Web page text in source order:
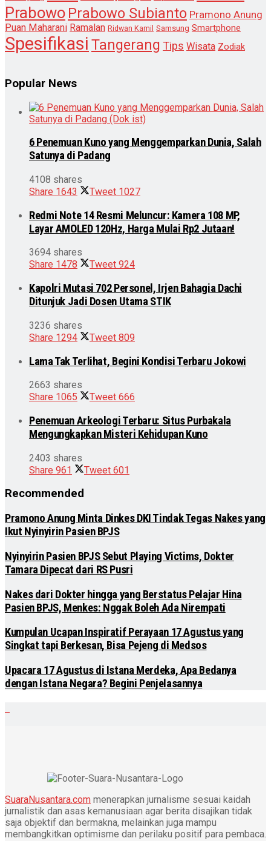
Prabowo Prabowo Subianto Pramono Anung
Puan Maharani Ramalan Ridwan Kamil Samsung Smartphone
Spesifikasi Tangerang Tips Wisata Zodiak
Popular News
6 Penemuan Kuno yang Menggemparkan Dunia, Salah
Satunya di Padang
4108 shares
Share 1643 Tweet 1027
Redmi Note 14 Resmi Meluncur: Kamera 108 MP,
Layar AMOLED 120Hz, Harga Mulai Rp2 Jutaan!
3694 shares
Share 1478 Tweet 924
Kapolri Mutasi 702 Personel, Irjen Bahagia Dachi
Ditunjuk Jadi Dosen Utama STIK
3236 shares
Share 1294 Tweet 809
Lama Tak Terlihat, Begini Kondisi Terbaru Jokowi
2663 shares
Share 1065 Tweet 666
Penemuan Arkeologi Terbaru: Situs Purbakala
Mengungkapkan Misteri Kehidupan Kuno
2403 shares
Share 961 Tweet 601
Recommended
Pramono Anung Minta Dinkes DKI Tindak Tegas Nakes yang
Ikut Nyinyirin Pasien BPJS
Nyinyirin Pasien BPJS Sebut Playing Victims, Dokter
Tamara Dipecat dari RS Pusri
Nakes dari Dokter hingga yang Berstatus Pelajar Hina
Pasien BPJS, Menkes: Nggak Boleh Ada Nirempati
Kumpulan Ucapan Inspiratif Perayaan 17 Agustus yang
Singkat tapi Berkesan, Bisa Pejeng di Medsos
Upacara 17 Agustus di Istana Merdeka, Apa Bedanya
dengan Istana Negara? Begini Penjelasannya
SuaraNusantara.com menerapkan jurnalisme sesuai kaidah
jurnalistik dan asas kemanusiaan agar berita disajikan tidak
saja objektif dan bermakna, melainkan juga mampu
membangkitkan optimisme dan perilaku positif para pembaca.